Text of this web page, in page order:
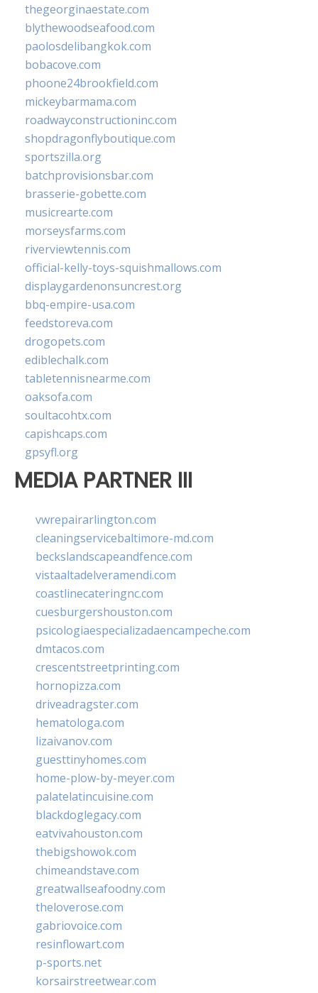
thegeorginaestate.com
blythewoodseafood.com
paolosdelibangkok.com
bobacove.com
phoone24brookfield.com
mickeybarmama.com
roadwayconstructioninc.com
shopdragonflyboutique.com
sportszilla.org
batchprovisionsbar.com
brasserie-gobette.com
musicrearte.com
morseysfarms.com
riverviewtennis.com
official-kelly-toys-squishmallows.com
displaygardenonsuncrest.org
bbq-empire-usa.com
feedstoreva.com
drogopets.com
ediblechalk.com
tabletennisnearme.com
oaksofa.com
soultacohtx.com
capishcaps.com
gpsyfl.org
MEDIA PARTNER III
vwrepairarlington.com
cleaningservicebaltimore-md.com
beckslandscapeandfence.com
vistaaltadelveramendi.com
coastlinecateringnc.com
cuesburgershouston.com
psicologiaespecializadaencampeche.com
dmtacos.com
crescentstreetprinting.com
hornopizza.com
driveadragster.com
hematologa.com
lizaivanov.com
guesttinyhomes.com
home-plow-by-meyer.com
palatelatincuisine.com
blackdoglegacy.com
eatvivahouston.com
thebigshowok.com
chimeandstave.com
greatwallseafoodny.com
theloverose.com
gabriovoice.com
resinflowart.com
p-sports.net
korsairstreetwear.com